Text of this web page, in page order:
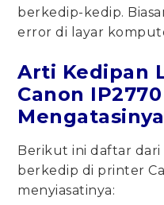
berkedip-kedip.
error di layar
Arti Kedipan
Canon
Mengatasinya
Berikut ini daftar
berkedip di printer
menyiasatinya: